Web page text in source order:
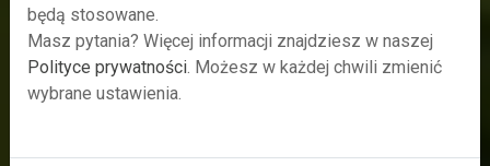
Zapisz się na wydarzenie
będą stosowane.
Masz pytania? Więcej informacji znajdziesz w naszej
Polityce prywatności. Możesz w każdej chwili zmienić
wybrane ustawienia.